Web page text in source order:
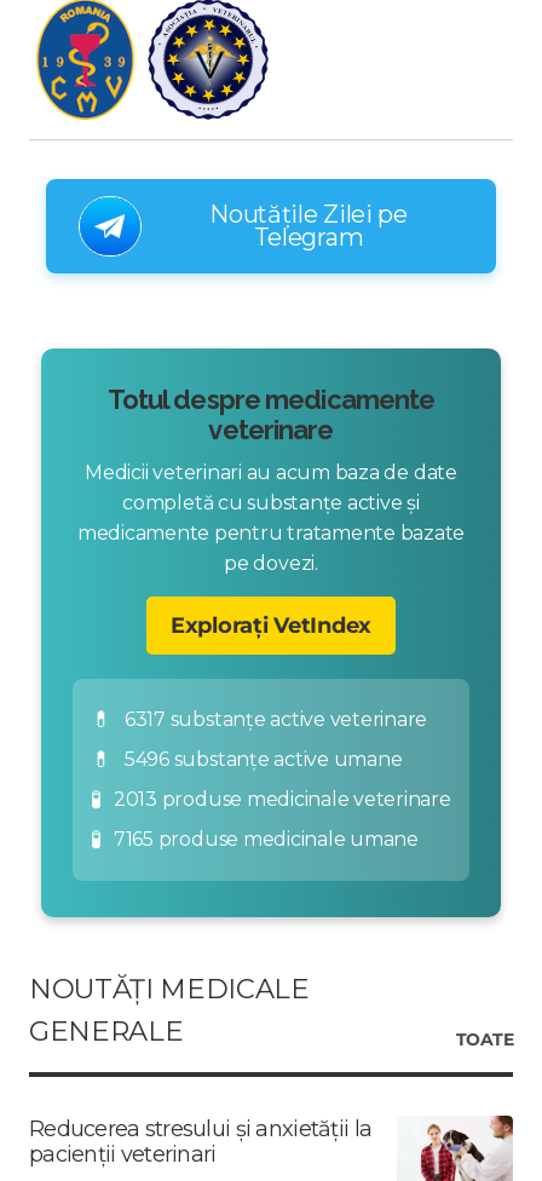
Noutățile Zilei pe
Telegram
Totul despre medicamente
veterinare
Medicii veterinari au acum baza de date
completă cu substanțe active și
medicamente pentru tratamente bazate
pe dovezi.
Explorați VetIndex
💊 6317 substanțe active veterinare
💊 5496 substanțe active umane
🧪 2013 produse medicinale veterinare
🧪 7165 produse medicinale umane
NOUTĂȚI MEDICALE
GENERALE
TOATE
Reducerea stresului și anxietății la
pacienții veterinari